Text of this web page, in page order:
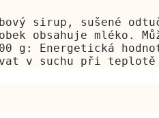
sirup, sušené
obsahuje mléko.
g: Energetická
v suchu při